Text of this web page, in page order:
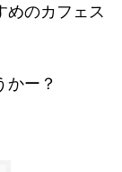
めのカフェス
かー？